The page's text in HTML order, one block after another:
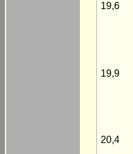
19,6
19,9
20,4